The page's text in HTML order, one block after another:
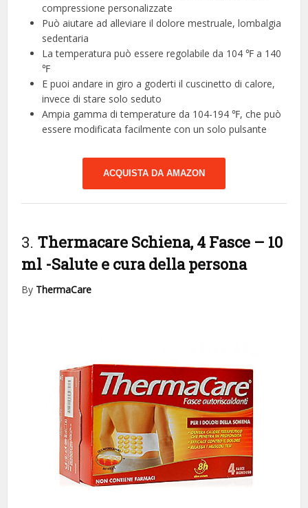
compressione personalizzate
Può aiutare ad alleviare il dolore mestruale, lombalgia
sedentaria
La temperatura può essere regolabile da 104 ℉ a 140
℉
E puoi andare in giro a goderti il ​​cuscinetto di calore,
invece di stare solo seduto
Ampia gamma di temperature da 104-194 ℉, che può
essere modificata facilmente con un solo pulsante
ACQUISTA DA AMAZON
3. Thermacare Schiena, 4 Fasce – 10
ml -Salute e cura della persona
By ThermaCare